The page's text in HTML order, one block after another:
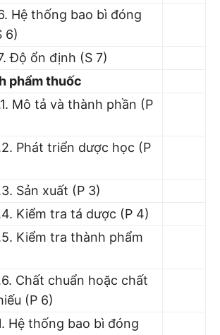
Hệ thống bao bì đóng
6)
Độ ổn định (S 7)
phẩm thuốc
Mô tả và thành phần (P
Phát triển dược học (P
Sản xuất (P 3)
Kiểm tra tá dược (P 4)
Kiểm tra thành phẩm
Chất chuẩn hoặc chất
(P 6)
Hệ thống bao bì đóng